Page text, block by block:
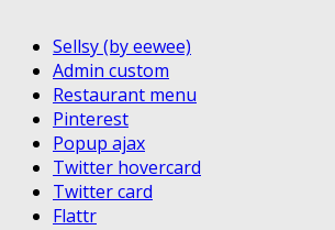
Sellsy (by eewee)
Admin custom
Restaurant menu
Pinterest
Popup ajax
Twitter hovercard
Twitter card
Flattr